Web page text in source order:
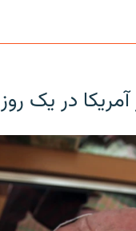
روز ۱۸ درصد سقوط کرد